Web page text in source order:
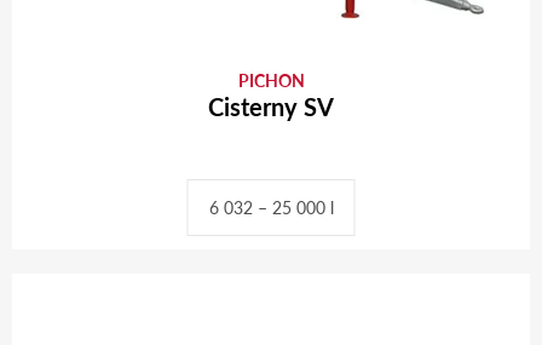
PICHON
Cisterny SV
6 032 – 25 000 l